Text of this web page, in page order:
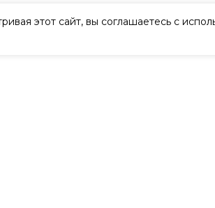
этот сайт, вы соглашаетесь с